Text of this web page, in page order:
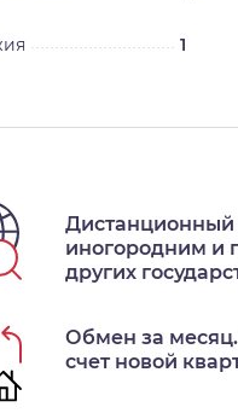
1
иногородним и
других
Обмен за
счет новой